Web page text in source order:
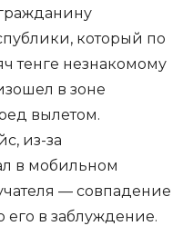
который по
тенге незнакомому
в зоне
вылетом.
из-за
в мобильном
— совпадение
в заблуждение.